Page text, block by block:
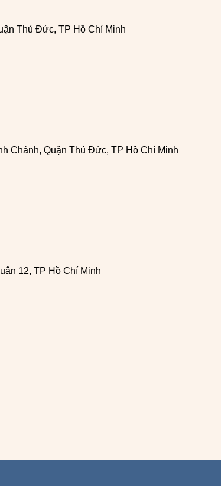
Thủ Đức, TP Hồ Chí Minh
Chánh, Quận Thủ Đức, TP Hồ Chí Minh
12, TP Hồ Chí Minh